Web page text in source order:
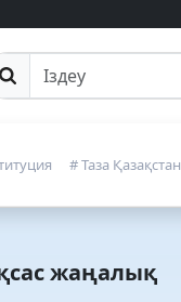
іздеу
# Таза Қазақстан
жаңалық